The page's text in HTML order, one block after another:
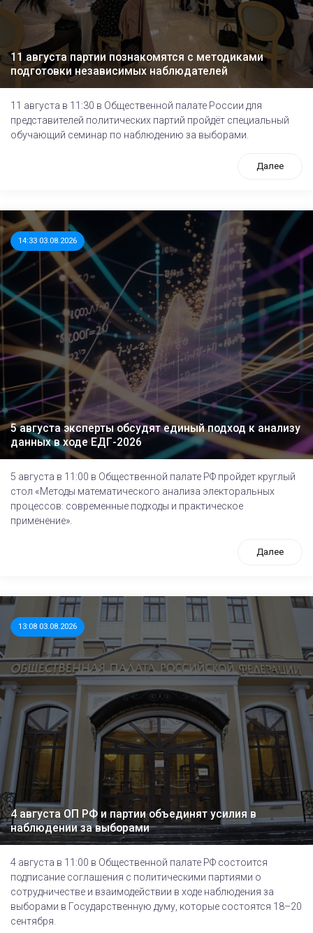
11 августа партии познакомятся с методиками
подготовки независимых наблюдателей
11 августа в 11:30 в Общественной палате России для
представителей политических партий пройдёт специальный
обучающий семинар по наблюдению за выборами.
Далее
14:33 03.08.2026
5 августа эксперты обсудят единый подход к анализу
данных в ходе ЕДГ-2026
5 августа в 11:00 в Общественной палате РФ пройдет круглый
стол «Методы математического анализа электоральных
процессов: современные подходы и практическое
применение».
Далее
13:08 03.08.2026
4 августа ОП РФ и партии объединят усилия в
наблюдении за выборами
4 августа в 11:00 в Общественной палате РФ состоится
подписание соглашения с политическими партиями о
сотрудничестве и взаимодействии в ходе наблюдения за
выборами в Государственную думу, которые состоятся 18–20
сентября.